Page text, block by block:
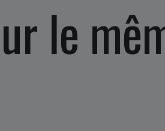
le